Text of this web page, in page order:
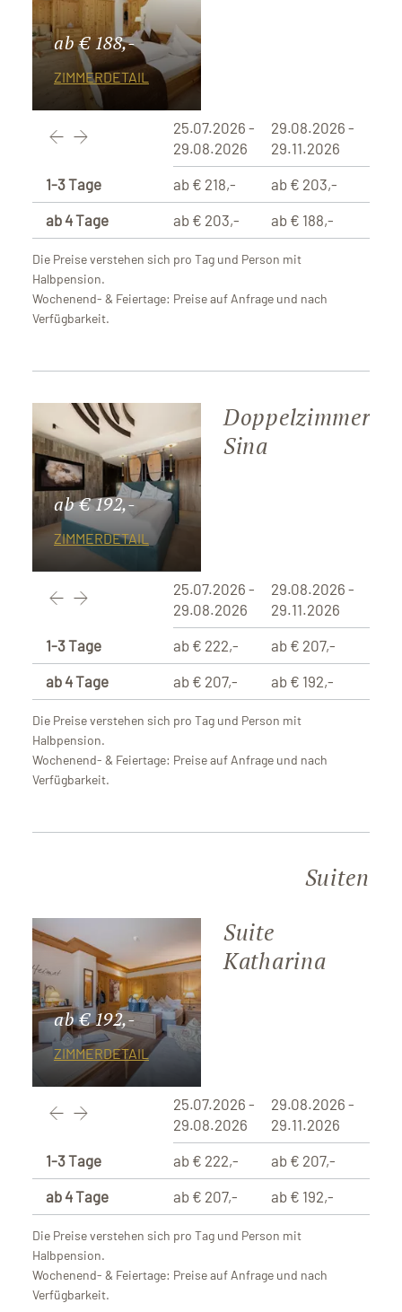
ab € 188,-
ZIMMERDETAIL
25.07.2026 -
29.08.2026
29.08.2026 -
29.11.2026
1-3 Tage
ab 4 Tage
ab € 218,-
ab € 203,-
ab € 203,-
ab € 188,-
Die Preise verstehen sich pro Tag und Person mit
Halbpension.
Wochenend- & Feiertage: Preise auf Anfrage und nach
Verfügbarkeit.
ab € 192,-
ZIMMERDETAIL
Doppelzimmer
Sina
25.07.2026 -
29.08.2026
29.08.2026 -
29.11.2026
1-3 Tage
ab 4 Tage
ab € 222,-
ab € 207,-
ab € 207,-
ab € 192,-
Die Preise verstehen sich pro Tag und Person mit
Halbpension.
Wochenend- & Feiertage: Preise auf Anfrage und nach
Verfügbarkeit.
Suiten
ab € 192,-
ZIMMERDETAIL
Suite
Katharina
25.07.2026 -
29.08.2026
29.08.2026 -
29.11.2026
1-3 Tage
ab 4 Tage
ab € 222,-
ab € 207,-
ab € 207,-
ab € 192,-
Die Preise verstehen sich pro Tag und Person mit
Halbpension.
Wochenend- & Feiertage: Preise auf Anfrage und nach
Verfügbarkeit.